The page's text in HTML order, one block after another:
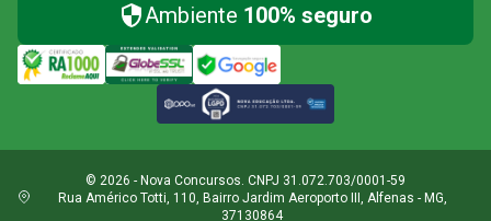
Ambiente 100% seguro
© 2026 - Nova Concursos. CNPJ 31.072.703/0001-59
Rua Américo Totti, 110, Bairro Jardim Aeroporto III, Alfenas - MG,
37130864